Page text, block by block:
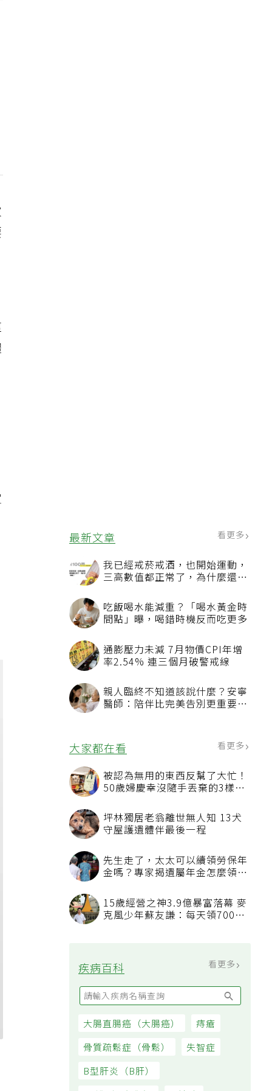
最新文章 看更多
我已經戒菸戒酒，也開始運動，
三高數值都正常了，為什麼還不
吃飯喝水能減重？「喝水黃金時
間點」曝，喝錯時機反而吃更多
通膨壓力未減 7月物價CPI年增
率2.54% 連三個月破警戒線
親人臨終不知道該說什麼？安寧
醫師：陪伴比完美告別更重要，
大家都在看
被認為無用的東西反幫了大忙！
50歲婦慶幸沒隨手丟棄的3樣物
品
坪林獨居老翁離世無人知 13犬
先生走了，太太可以續領勞保年
看順位還要看資格
15歲經營之神3.9億暴富落幕 麥
疾病百科